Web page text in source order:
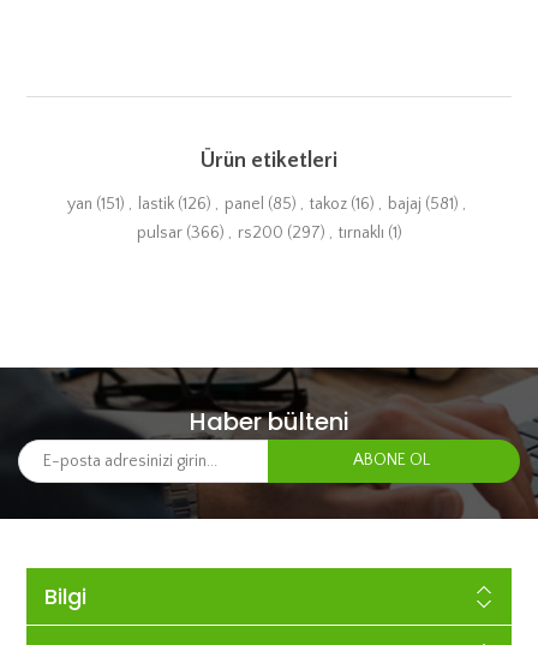
Ürün etiketleri
yan (151) , lastik (126) , panel (85) , takoz (16) , bajaj (581) ,
pulsar (366) , rs200 (297) , tırnaklı (1)
Haber bülteni
Bilgi